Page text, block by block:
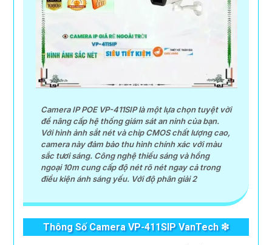
dàng trong việc quản lý và giám sát an ninh.
Camera IP POE VP-411SIP là một lựa chọn tuyệt vời
để nâng cấp hệ thống giám sát an ninh của bạn.
Với hình ảnh sắt nét và chip CMOS chất lượng cao,
camera này đảm bảo thu hình chính xác với màu
sắc tươi sáng. Công nghệ thiếu sáng và hồng
ngoại 10m cung cấp độ nét rõ nét ngay cả trong
điều kiện ánh sáng yếu. Với độ phân giải 2
Thông Số Camera VP-411SIP VanTech ❇